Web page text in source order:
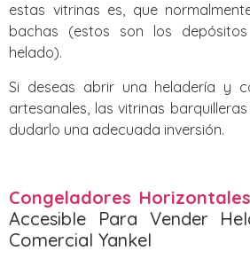
estas vitrinas es, que
bachas (estos son los
helado).
Si deseas abrir una heladería y
artesanales, las vitrinas
dudarlo una adecuada inversión.
Congeladores Horizontales
Accesible Para Vender
Comercial Yankel